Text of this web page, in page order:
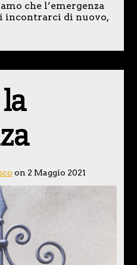
che l’emergenza
incontrarci di nuovo,
on 2 Maggio 2021